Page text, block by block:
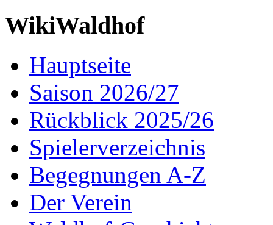
WikiWaldhof
Hauptseite
Saison 2026/27
Rückblick 2025/26
Spielerverzeichnis
Begegnungen A-Z
Der Verein